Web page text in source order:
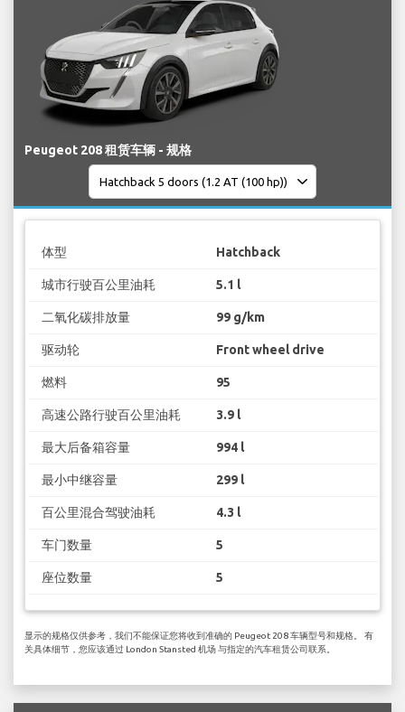
Peugeot 208 租赁车辆 - 规格
体型 Hatchback
城市行驶百公里油耗 5.1 l
二氧化碳排放量 99 g/km
驱动轮 Front wheel drive
燃料 95
高速公路行驶百公里油耗 3.9 l
最大后备箱容量 994 l
最小中继容量 299 l
百公里混合驾驶油耗 4.3 l
车门数量 5
座位数量 5
显示的规格仅供参考，我们不能保证您将收到准确的 Peugeot 208 车辆型号和规格。 有
关具体细节，您应该通过 London Stansted 机场 与指定的汽车租赁公司联系。